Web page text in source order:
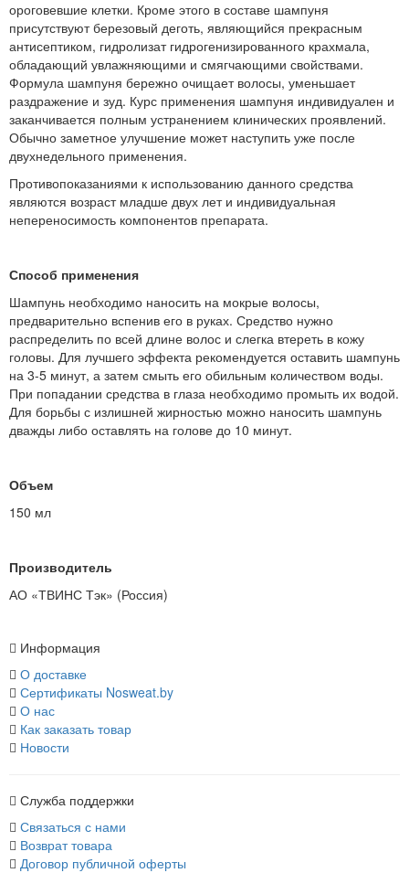
ороговевшие клетки. Кроме этого в составе шампуня
присутствуют березовый деготь, являющийся прекрасным
антисептиком, гидролизат гидрогенизированного крахмала,
обладающий увлажняющими и смягчающими свойствами.
Формула шампуня бережно очищает волосы, уменьшает
раздражение и зуд. Курс применения шампуня индивидуален и
заканчивается полным устранением клинических проявлений.
Обычно заметное улучшение может наступить уже после
двухнедельного применения.
Противопоказаниями к использованию данного средства
являются возраст младше двух лет и индивидуальная
непереносимость компонентов препарата.
Способ применения
Шампунь необходимо наносить на мокрые волосы,
предварительно вспенив его в руках. Средство нужно
распределить по всей длине волос и слегка втереть в кожу
головы. Для лучшего эффекта рекомендуется оставить шампунь
на 3-5 минут, а затем смыть его обильным количеством воды.
При попадании средства в глаза необходимо промыть их водой.
Для борьбы с излишней жирностью можно наносить шампунь
дважды либо оставлять на голове до 10 минут.
Объем
150 мл
Производитель
АО «ТВИНС Тэк» (Россия)
Информация
О доставке
Сертификаты Nosweat.by
О нас
Как заказать товар
Новости
Служба поддержки
Связаться с нами
Возврат товара
Договор публичной оферты